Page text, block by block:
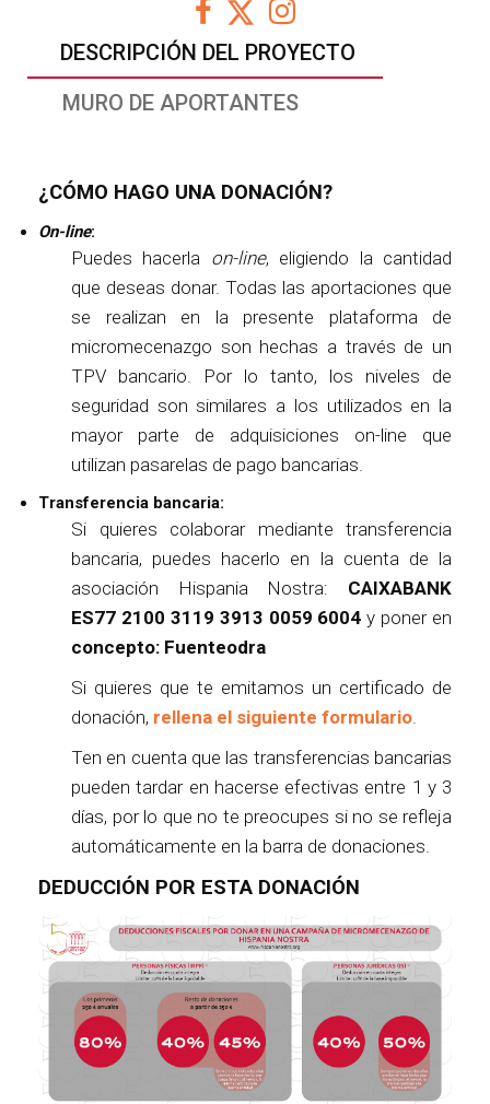
DESCRIPCIÓN DEL PROYECTO
MURO DE APORTANTES
¿CÓMO HAGO UNA DONACIÓN?
On-line:
Puedes hacerla on-line, eligiendo la cantidad
que deseas donar. Todas las aportaciones que
se realizan en la presente plataforma de
micromecenazgo son hechas a través de un
TPV bancario. Por lo tanto, los niveles de
seguridad son similares a los utilizados en la
mayor parte de adquisiciones on-line que
utilizan pasarelas de pago bancarias.
Transferencia bancaria:
Si quieres colaborar mediante transferencia
bancaria, puedes hacerlo en la cuenta de la
asociación Hispania Nostra: CAIXABANK
ES77 2100 3119 3913 0059 6004y poner en
concepto: Fuenteodra
Si quieres que te emitamos un certificado de
donación, rellena el siguiente formulario.
Ten en cuenta que las transferencias bancarias
pueden tardar en hacerse efectivas entre 1 y 3
días, por lo que no te preocupes si no se refleja
automáticamente en la barra de donaciones.
DEDUCCIÓN POR ESTA DONACIÓN